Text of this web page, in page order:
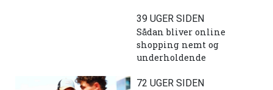
39 UGER SIDEN
Sådan bliver online
shopping nemt og
underholdende
72 UGER SIDEN